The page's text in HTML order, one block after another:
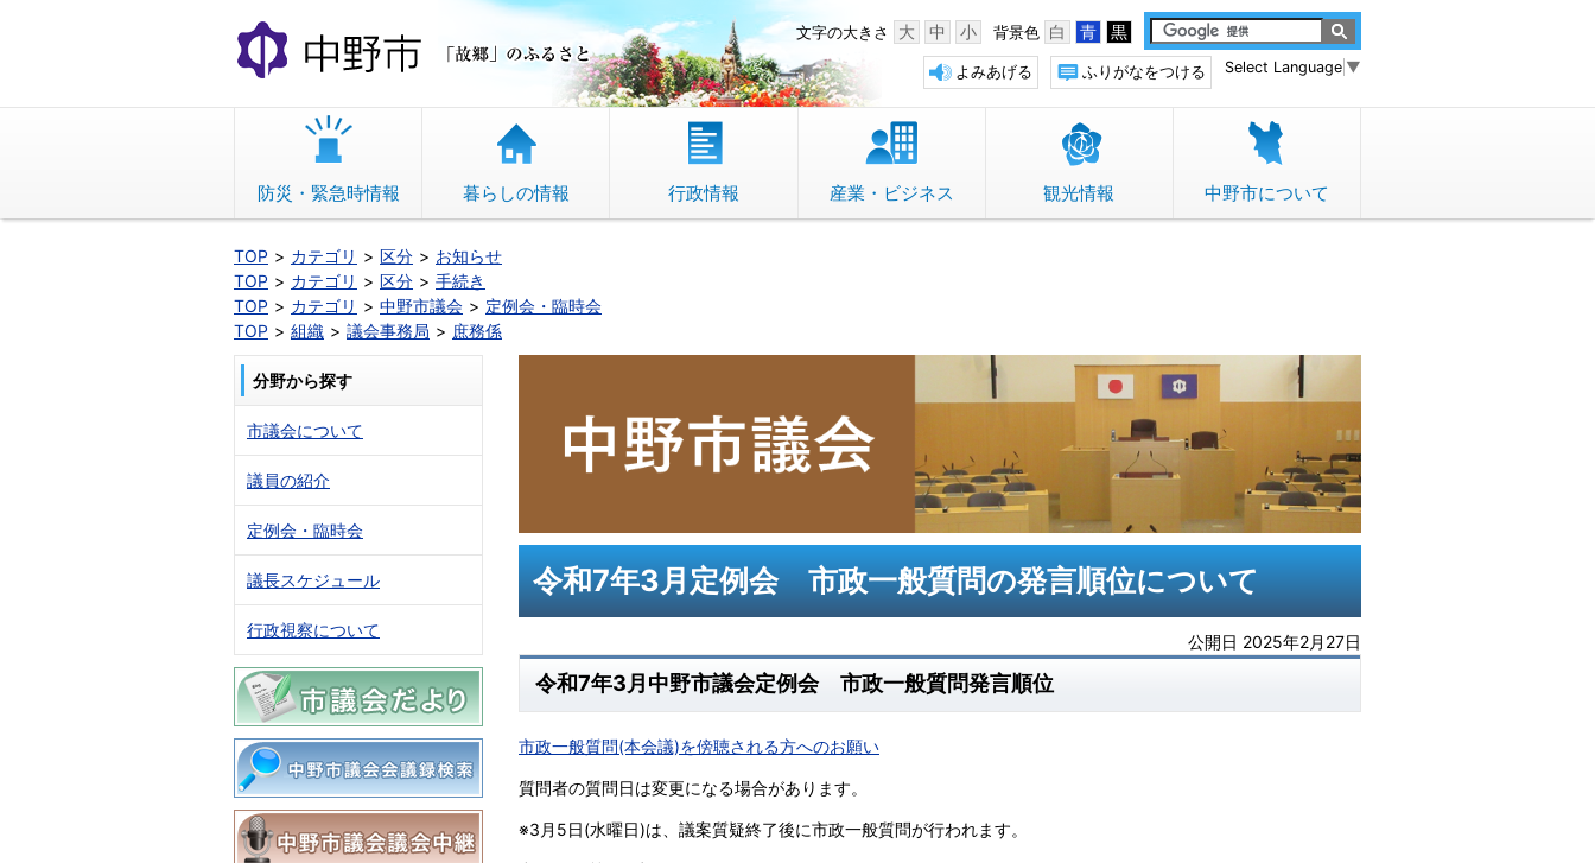
文
へ
動
中野市 「故郷」のふるさと 背景色 白 青 黒
文字の大きさ 大 中 小
Select Language ▼
ふりがなをつける
よみあげる
防災・緊急時情報 暮らしの情報 行政情報 産業・ビジネス 観光情報 中野市について
TOP カテゴリ 区分
お知らせ
TOP
カテゴリ 区分
手続き
TOP
カテゴリ 中野市議会
定例会・臨時会
TOP
組織 議会事務局 庶務係
令和7年3月定例会 市政一般質問の発言順位について
公開日 2025年2月27日
令和7年3月中野市議会定例会 市政一般質問発言順位
市政一般質問(本会議)を傍聴される方へのお願い
質問者の質問日は変更になる場合があります。
※3月5日(水曜日)は、議案質疑終了後に市政一般質問が行われます。
分野から探す
市議会について
議員の紹介
定例会・臨時会
議長スケジュール
行政視察について